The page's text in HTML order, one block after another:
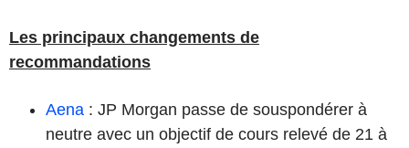
Les principaux changements de
recommandations
Aena : JP Morgan passe de souspondérer à
neutre avec un objectif de cours relevé de 21 à